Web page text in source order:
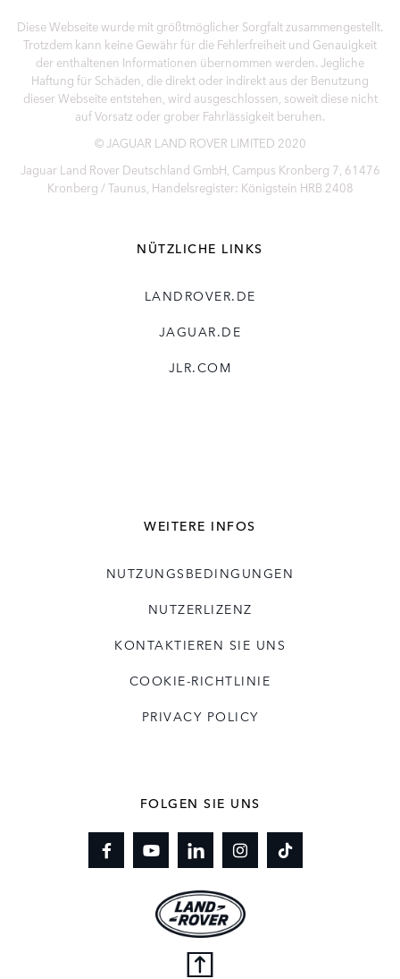
Diese Webseite wurde mit größtmöglicher Sorgfalt zusammengestellt.
Trotzdem kann keine Gewähr für die Fehlerfreiheit und Genauigkeit
der enthaltenen Informationen übernommen werden. Jegliche
Haftung für Schäden, die direkt oder indirekt aus der Benutzung
dieser Webseite entstehen, wird ausgeschlossen, soweit diese nicht
auf Vorsatz oder grober Fahrlässigkeit beruhen.
© JAGUAR LAND ROVER LIMITED 2020
Jaguar Land Rover Deutschland GmbH, Campus Kronberg 7, 61476
Kronberg / Taunus, Handelsregister: Königstein HRB 2408
NÜTZLICHE LINKS
LANDROVER.DE
JAGUAR.DE
JLR.COM
WEITERE INFOS
NUTZUNGSBEDINGUNGEN
NUTZERLIZENZ
KONTAKTIEREN SIE UNS
COOKIE-RICHTLINIE
PRIVACY POLICY
FOLGEN SIE UNS